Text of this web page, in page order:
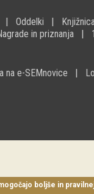
Oddelki
in priznanja
na e-SEMnovice
boljše in